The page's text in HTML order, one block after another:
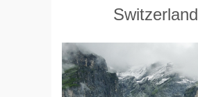
Switzerland